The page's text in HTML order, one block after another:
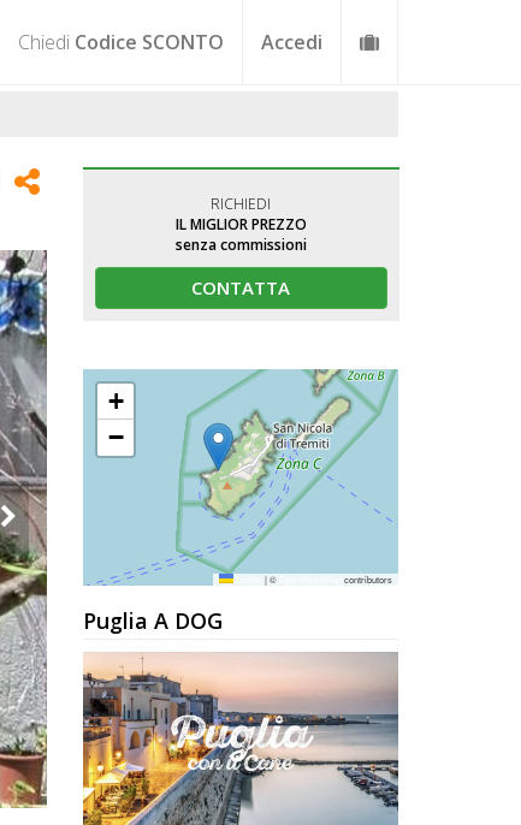
Chiedi Codice SCONTO Accedi
RICHIEDI
IL MIGLIOR PREZZO
senza commissioni
CONTATTA
+
−
|© contributors
Puglia A DOG